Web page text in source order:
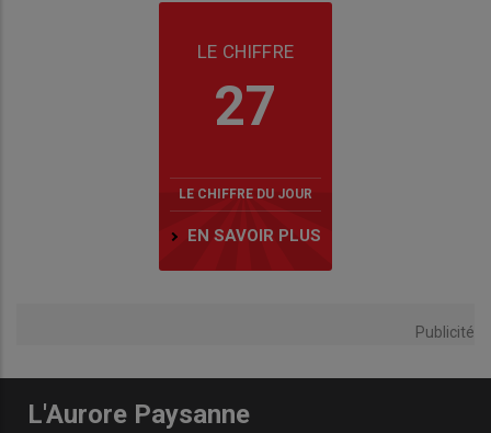
LE CHIFFRE
27
LE CHIFFRE DU JOUR
EN SAVOIR PLUS
Publicité
L'Aurore Paysanne